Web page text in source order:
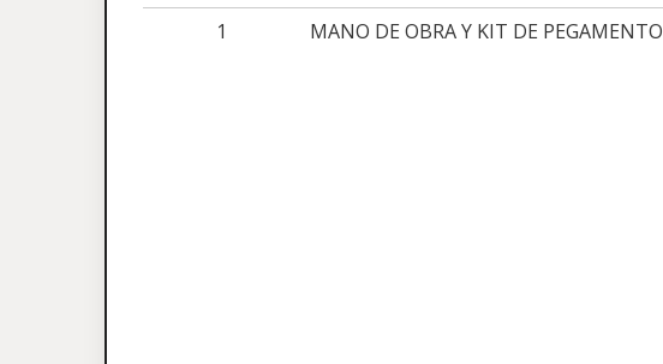
1
MANO DE OBRA Y KIT DE PEGAMENTO